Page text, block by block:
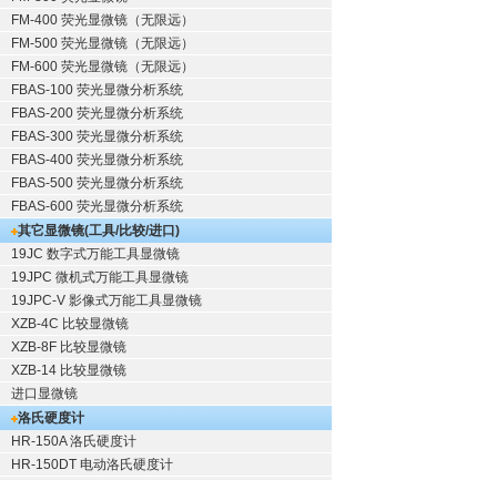
FM-400 荧光显微镜（无限远）
FM-500 荧光显微镜（无限远）
FM-600 荧光显微镜（无限远）
FBAS-100 荧光显微分析系统
FBAS-200 荧光显微分析系统
FBAS-300 荧光显微分析系统
FBAS-400 荧光显微分析系统
FBAS-500 荧光显微分析系统
FBAS-600 荧光显微分析系统
其它显微镜(工具/比较/进口)
19JC 数字式万能工具显微镜
19JPC 微机式万能工具显微镜
19JPC-V 影像式万能工具显微镜
XZB-4C 比较显微镜
XZB-8F 比较显微镜
XZB-14 比较显微镜
进口显微镜
洛氏硬度计
HR-150A 洛氏硬度计
HR-150DT 电动洛氏硬度计